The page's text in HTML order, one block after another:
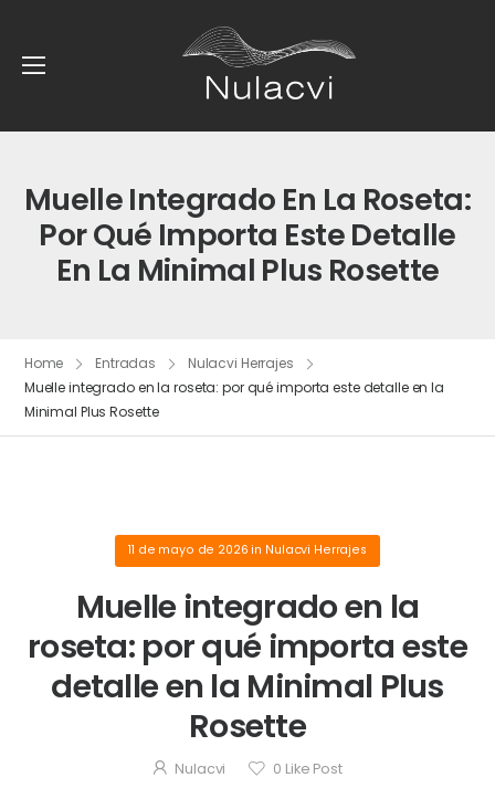
Muelle Integrado En La Roseta:
Por Qué Importa Este Detalle
En La Minimal Plus Rosette
Home Entradas
Nulacvi Herrajes
Muelle integrado en la roseta: por qué importa este detalle en la
Minimal Plus Rosette
11 de mayo de 2026 in Nulacvi Herrajes
Muelle integrado en la
roseta: por qué importa este
detalle en la Minimal Plus
Rosette
Nulacvi 0 Like Post